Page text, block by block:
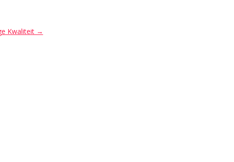
Kwaliteit →